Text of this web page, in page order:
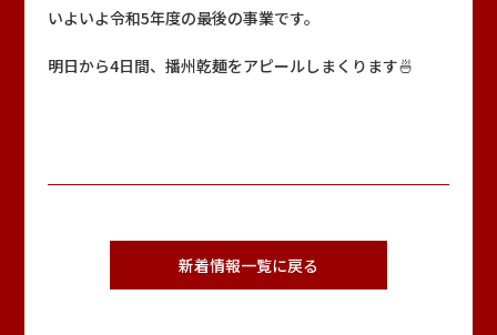
いよいよ令和5年度の最後の事業です。
明日から4日間、播州乾麺をアピールしまくります🍜
新着情報一覧に戻る